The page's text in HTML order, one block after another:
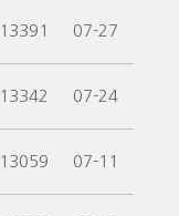
13391 07-27
13342 07-24
13059 07-11